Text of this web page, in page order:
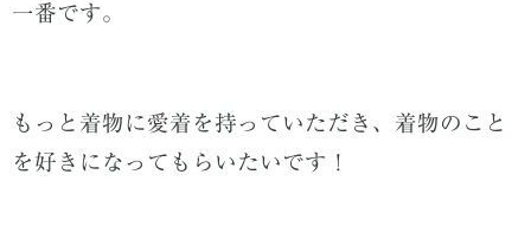
一番です。
もっと着物に愛着を持っていただき、着物のこと
を好きになってもらいたいです！